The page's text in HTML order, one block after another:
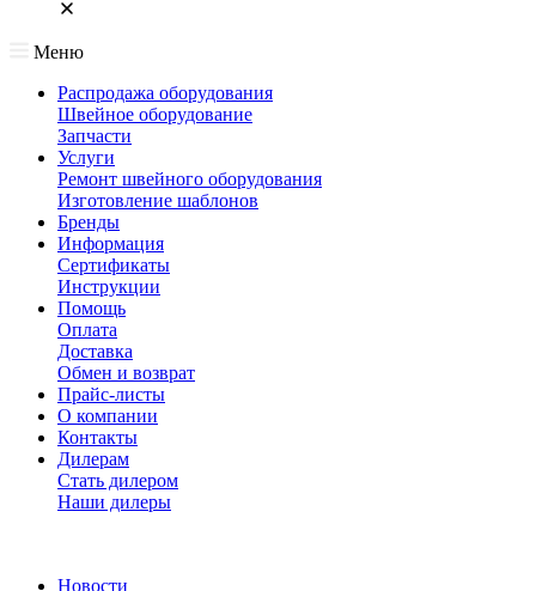
Меню
Распродажа оборудования
Швейное оборудование
Запчасти
Услуги
Ремонт швейного оборудования
Изготовление шаблонов
Бренды
Информация
Сертификаты
Инструкции
Помощь
Оплата
Доставка
Обмен и возврат
Прайс-листы
О компании
Контакты
Дилерам
Стать дилером
Наши дилеры
Новости